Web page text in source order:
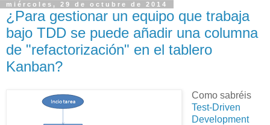
miércoles, 29 de octubre de 2014
¿Para gestionar un equipo que trabaja
bajo TDD se puede añadir una columna
de "refactorización" en el tablero
Kanban?
Como sabréis
Test-Driven
Development